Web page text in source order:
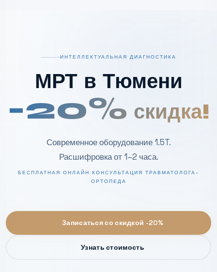
ИНТЕЛЛЕКТУАЛЬНАЯ ДИАГНОСТИКА
МРТ в Тюмени
-20% скидка!
Современное оборудование 1.5T.
Расшифровка от 1–2 часа.
БЕСПЛАТНАЯ ОНЛАЙН КОНСУЛЬТАЦИЯ ТРАВМАТОЛОГА-
ОРТОПЕДА
Записаться со скидкой -20%
Узнать стоимость